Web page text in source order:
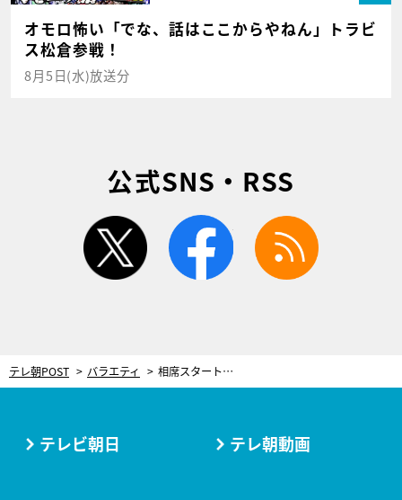
オモロ怖い「でな、話はここからやねん」トラビ
ス松倉参戦！
8月5日(水)放送分
公式SNS・RSS
twitter facebook
テレ朝POST バラエティ 相席スタート・山﨑ケイ、落語家夫は綾野剛をフッて選んだ!? 夫婦で『新婚さん』登場
テレビ朝日 テレ朝動画